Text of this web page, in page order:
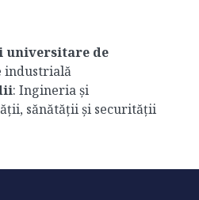
universitare de
industrială
: Ingineria și
sănătății și securității